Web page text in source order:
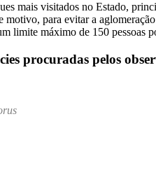
mais visitados no Estado,
motivo, para evitar a
limite máximo de 150 pessoas
procuradas pelos